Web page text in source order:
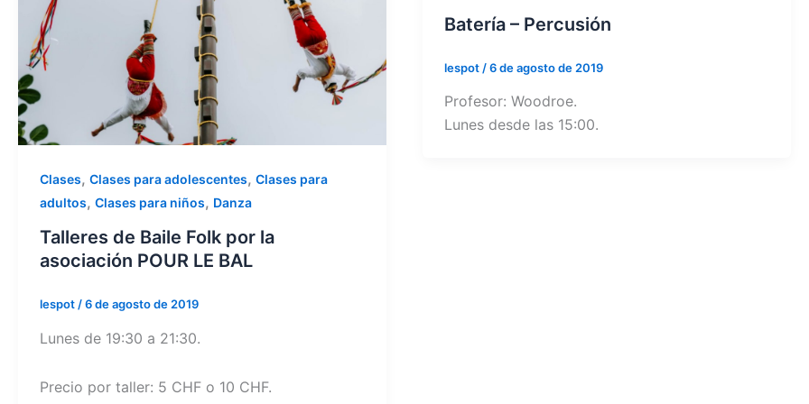
Clases, Clases para adolescentes, Clases para
adultos, Clases para niños, Danza
Talleres de Baile Folk por la
asociación POUR LE BAL
lespot/6 de agosto de 2019
Lunes de 19:30 a 21:30.
Precio por taller: 5 CHF o 10 CHF.
Batería – Percusión
lespot /6 de agosto de 2019
Profesor: Woodroe.
Lunes desde las 15:00.